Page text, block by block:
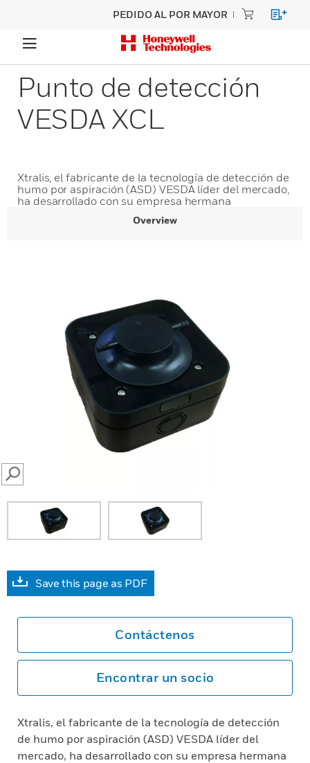
PEDIDO AL POR MAYOR
Punto de detección
VESDA XCL
Xtralis, el fabricante de la tecnología de detección de
humo por aspiración (ASD) VESDA líder del mercado,
ha desarrollado con su empresa hermana
Overview
SEARCH
Save this page as PDF
Contáctenos
Encontrar un socio
Xtralis, el fabricante de la tecnología de detección
de humo por aspiración (ASD) VESDA líder del
mercado, ha desarrollado con su empresa hermana